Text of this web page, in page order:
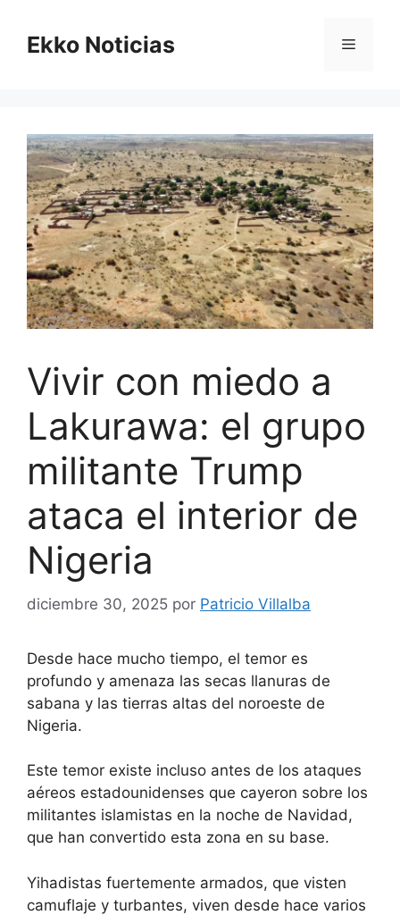
contenido
Ekko Noticias Menú
Vivir con miedo a
Lakurawa: el grupo
militante Trump
ataca el interior de
Nigeria
diciembre 30, 2025 por Patricio Villalba
Desde hace mucho tiempo, el temor es
profundo y amenaza las secas llanuras de
sabana y las tierras altas del noroeste de
Nigeria.
Este temor existe incluso antes de los ataques
aéreos estadounidenses que cayeron sobre los
militantes islamistas en la noche de Navidad,
que han convertido esta zona en su base.
Yihadistas fuertemente armados, que visten
camuflaje y turbantes, viven desde hace varios